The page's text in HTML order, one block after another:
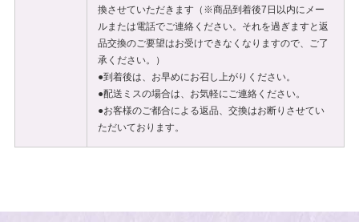
換させていただきます（※商品到着後7日以内にメー
ルまたは電話でご連絡ください。それを過ぎますと返
品交換のご要望はお受けできなくなりますので、ご了
承ください。）
●到着後は、お早めにお召し上がりください。
●配送ミスの場合は、お気軽にご連絡ください。
●お客様のご都合による返品、交換はお断りさせてい
ただいております。